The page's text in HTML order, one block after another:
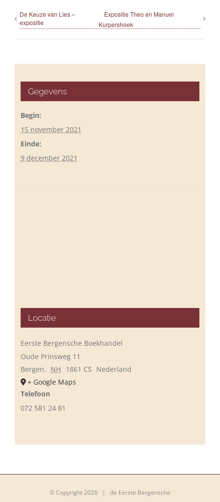
De Keuze van Lies –
expositie
Expositie Theo en Manuel
Kurpershoek
Gegevens
Begin:
15 november 2021
Einde:
9 december 2021
Locatie
Eerste Bergensche Boekhandel
Oude Prinsweg 11
Bergen, NH 1861 CS Nederland
+ Google Maps
Telefoon
072 581 24 81
© Copyright2026 | de Eerste Bergensche